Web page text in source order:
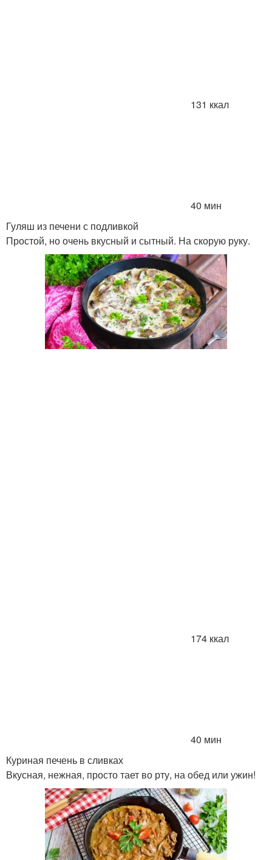
131 ккал
40 мин
Гуляш из печени с подливкой
Простой, но очень вкусный и сытный. На скорую руку.
174 ккал
40 мин
Куриная печень в сливках
Вкусная, нежная, просто тает во рту, на обед или ужин!